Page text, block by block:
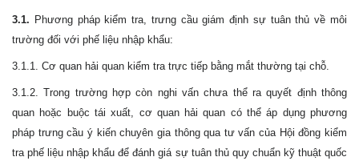
3.1. Phương pháp kiểm tra, trưng cầu giám định sự tuân thủ về môi
trường đối với phế liệu nhập khẩu:
3.1.1. Cơ quan hải quan kiểm tra trực tiếp bằng mắt thường tại chỗ.
3.1.2. Trong trường hợp còn nghi vấn chưa thể ra quyết định thông
quan hoặc buộc tái xuất, cơ quan hải quan có thể áp dụng phương
pháp trưng cầu ý kiến chuyên gia thông qua tư vấn của Hội đồng kiểm
tra phế liệu nhập khẩu để đánh giá sự tuân thủ quy chuẩn kỹ thuật quốc